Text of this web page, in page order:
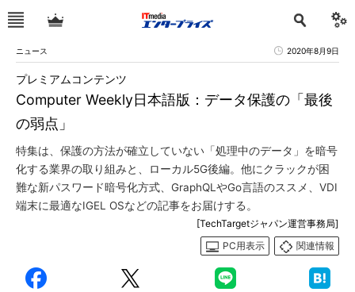
ニュース 2020年8月9日
Computer Weekly日本語版：データ保護の「最後
の弱点」
プレミアムコンテンツ
特集は、保護の方法が確立していない「処理中のデータ」を暗号
化する業界の取り組みと、ローカル5G後編。他にクラックが困
難な新パスワード暗号化方式、GraphQLやGo言語のススメ、VDI
端末に最適なIGEL OSなどの記事をお届けする。
[TechTargetジャパン運営事務局]
PC用表示
関連情報